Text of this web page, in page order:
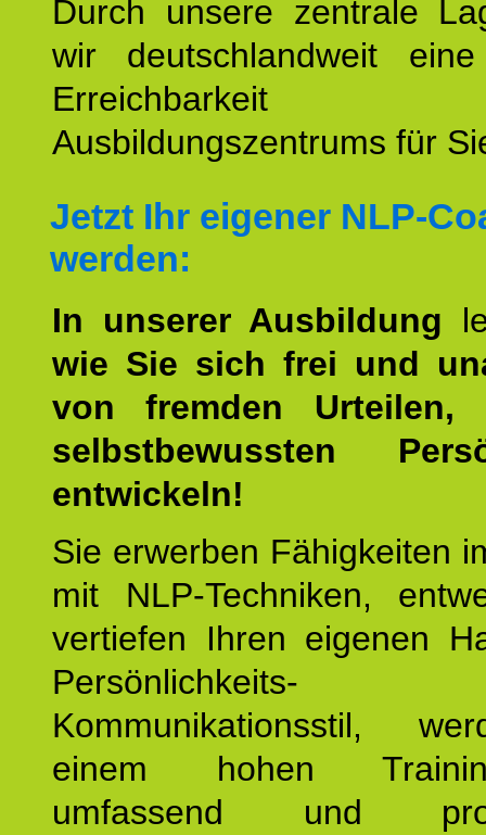
Durch unsere zentrale
wir deutschlandweit
Erreichbarkeit
Ausbildungszentrums für
Jetzt Ihr eigener NLP-
werden:
In unserer Ausbildung
wie Sie sich frei und
von fremden Urteilen,
selbstbewussten
entwickeln!
Sie erwerben Fähigkeiten
mit NLP-Techniken,
vertiefen Ihren eigenen
Kommunikationsstil,
einem hohen
umfassend und